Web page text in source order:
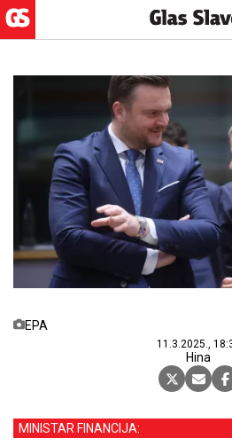
EPA
11.3.2025.,
Hina
MINISTAR FINANCIJA: